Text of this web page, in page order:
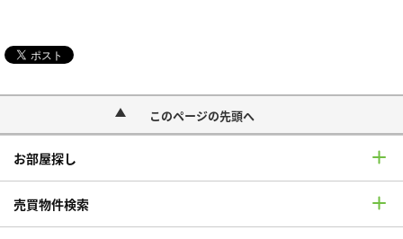
このページの先頭へ
お部屋探し
売買物件検索